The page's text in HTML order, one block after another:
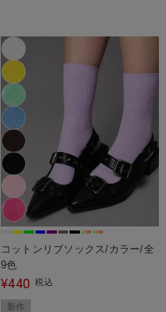
コットンリブソックス/カラー/全
9色
¥440 税込
新作